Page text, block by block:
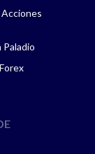
Paladio